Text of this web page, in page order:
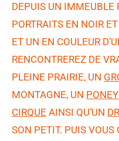
DEPUIS UN IMMEUBLE
PORTRAITS EN NOIR
ET UN EN COULEUR
RENCONTREREZ DE
PLEINE PRAIRIE, UN
MONTAGNE, UN
CIRQUE AINSI QU’UN
SON PETIT. PUIS VOUS